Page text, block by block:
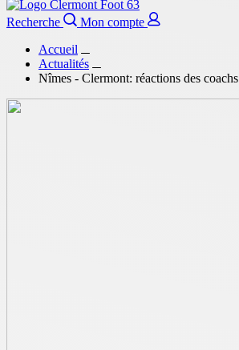
Recherche
Mon compte
Accueil
Actualités
Nîmes - Clermont: réactions des coachs